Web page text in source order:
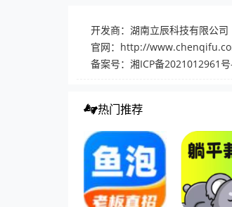
开发商：湖南立辰科技有限公司
官网： http://
备案号：湘ICP备2021012961
热门推荐